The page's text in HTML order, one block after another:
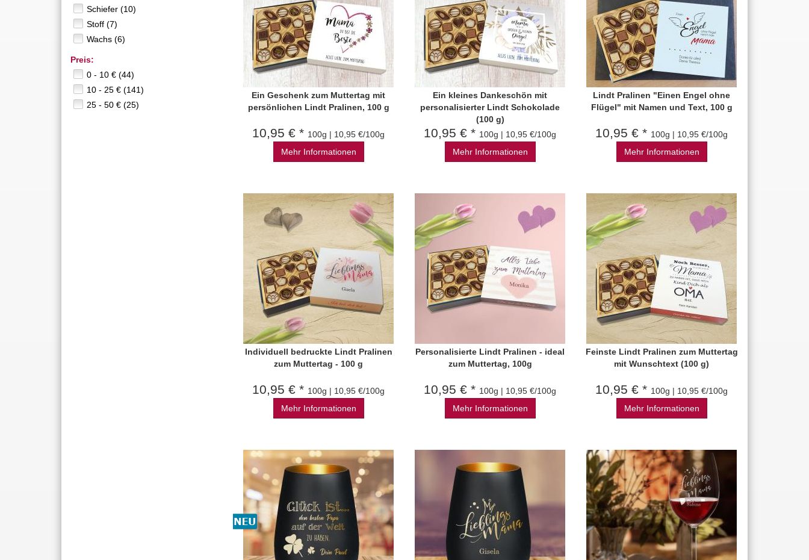
Schiefer (10)
Stoff (7)
Wachs (6)
Preis:
0 - 10 € (44)
10 - 25 € (141)
25 - 50 € (25)
Ein Geschenk zum Muttertag mit
persönlichen Lindt Pralinen, 100 g
10,95 € * 100g | 10,95 €/100g
Mehr Informationen
Ein kleines Dankeschön mit
personalisierter Lindt Schokolade
(100 g)
10,95 € * 100g | 10,95 €/100g
Mehr Informationen
Lindt Pralinen "Einen Engel ohne
Flügel" mit Namen und Text, 100 g
10,95 € * 100g | 10,95 €/100g
Mehr Informationen
Individuell bedruckte Lindt Pralinen
zum Muttertag - 100 g
10,95 € * 100g | 10,95 €/100g
Mehr Informationen
Personalisierte Lindt Pralinen - ideal
zum Muttertag, 100g
10,95 € * 100g | 10,95 €/100g
Mehr Informationen
Feinste Lindt Pralinen zum Muttertag
mit Wunschtext (100 g)
10,95 € * 100g | 10,95 €/100g
Mehr Informationen